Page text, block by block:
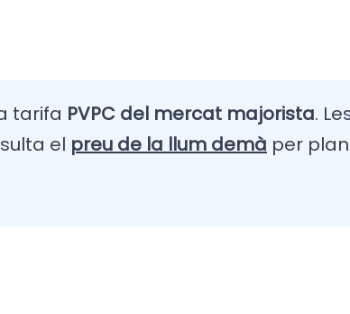
tarifa PVPC del mercat majorista.
el preu de la llum demà per